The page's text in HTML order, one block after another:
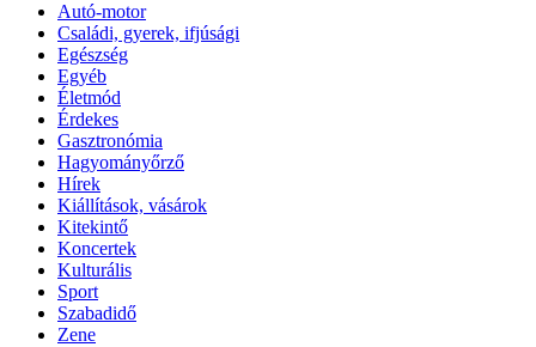
Autó-motor
Családi, gyerek, ifjúsági
Egészség
Egyéb
Életmód
Érdekes
Gasztronómia
Hagyományőrző
Hírek
Kiállítások, vásárok
Kitekintő
Koncertek
Kulturális
Sport
Szabadidő
Zene